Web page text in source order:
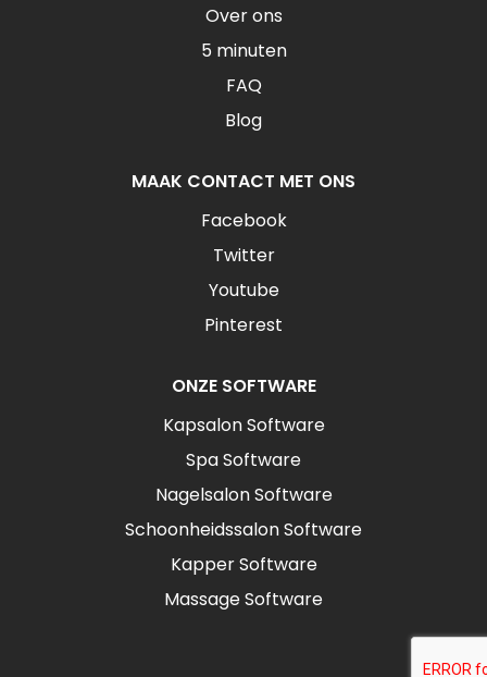
Over ons
5 minuten
FAQ
Blog
MAAK CONTACT MET ONS
Facebook
Twitter
Youtube
Pinterest
ONZE SOFTWARE
Kapsalon Software
Spa Software
Nagelsalon Software
Schoonheidssalon Software
Kapper Software
Massage Software